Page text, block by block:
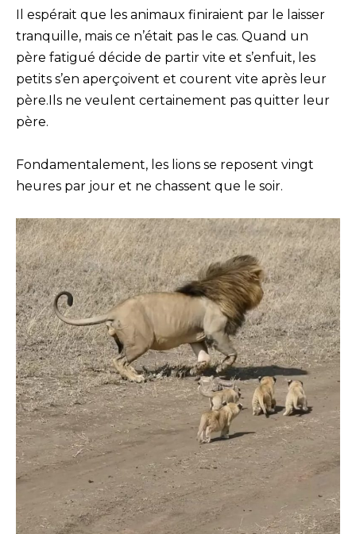
Il espérait que les animaux finiraient par le laisser
tranquille, mais ce n’était pas le cas. Quand un
père fatigué décide de partir vite et s’enfuit, les
petits s’en aperçoivent et courent vite après leur
père.Ils ne veulent certainement pas quitter leur
père.
Fondamentalement, les lions se reposent vingt
heures par jour et ne chassent que le soir.